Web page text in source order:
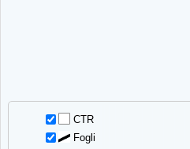
CTR
Fogli